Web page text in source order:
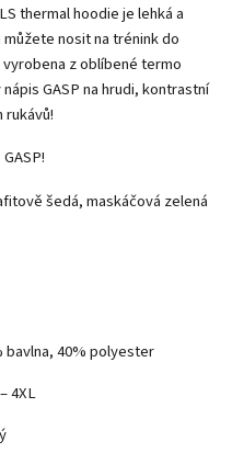
thermal hoodie je lehká a
nosit na trénink do
vyrobena z oblíbené termo
GASP na hrudi, kontrastní
šedá, maskáčová zelená
40% polyester